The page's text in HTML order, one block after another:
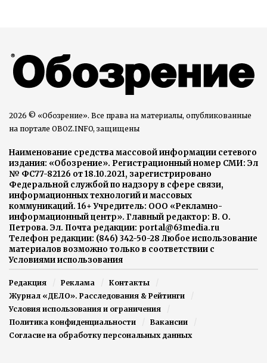
2026 © «Обозрение». Все права на материалы, опубликованные
на портале OBOZ.INFO, защищены
Наименование средства массовой информации сетевого
издания: «Обозрение». Регистрационный номер СМИ: Эл
№ ФС77-82126 от 18.10.2021, зарегистрировано
Федеральной службой по надзору в сфере связи,
информационных технологий и массовых
коммуникаций. 16+ Учредитель: ООО «Рекламно-
информационный центр». Главный редактор: В. О.
Петрова. Эл. Почта редакции: portal@63media.ru
Телефон редакции: (846) 342-50-28 Любое использование
материалов возможно только в соответствии с
Условиями использования
Редакция Реклама
Контакты
Журнал «ДЕЛО». Расследования & Рейтинги
Условия использования и ограничения
Политика конфиденциальности
Вакансии
Согласие на обработку персональных данных